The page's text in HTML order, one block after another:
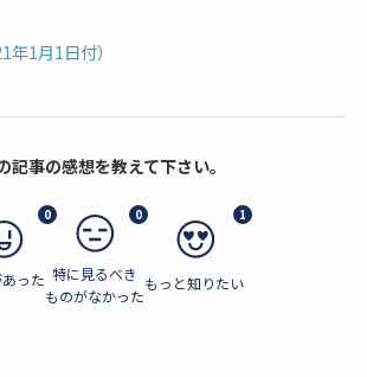
年1月1日付）
記事の感想を教えて下さい。
0
った
0
特に見るべき
ものがなかった
1
もっと知りたい